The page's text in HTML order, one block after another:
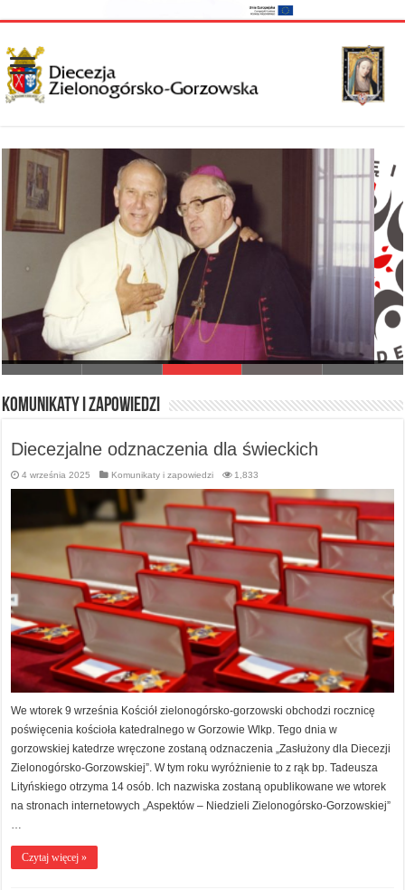
I Synod Diecezji Zielonogórsko-Gorzowskiej
Komunikaty i zapowiedzi
Diecezjalne odznaczenia dla świeckich
4 września 2025 Komunikaty i zapowiedzi 1,833
We wtorek 9 września Kościół zielonogórsko-gorzowski obchodzi rocznicę
poświęcenia kościoła katedralnego w Gorzowie Wlkp. Tego dnia w
gorzowskiej katedrze wręczone zostaną odznaczenia „Zasłużony dla Diecezji
Zielonogórsko-Gorzowskiej”. W tym roku wyróżnienie to z rąk bp. Tadeusza
Lityńskiego otrzyma 14 osób. Ich nazwiska zostaną opublikowane we wtorek
na stronach internetowych „Aspektów – Niedzieli Zielonogórsko-Gorzowskiej”
…
Czytaj więcej »